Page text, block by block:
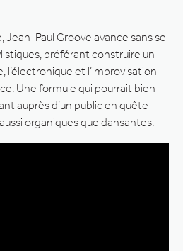
Jean-Paul Groove avance sans se
préférant construire un
l’électronique et l’improvisation
Une formule qui pourrait bien
auprès d’un public en quête
organiques que dansantes.